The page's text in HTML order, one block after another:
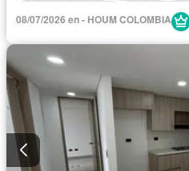
Sin amoblar
08/07/2026 en - HOUM COLOMBIA